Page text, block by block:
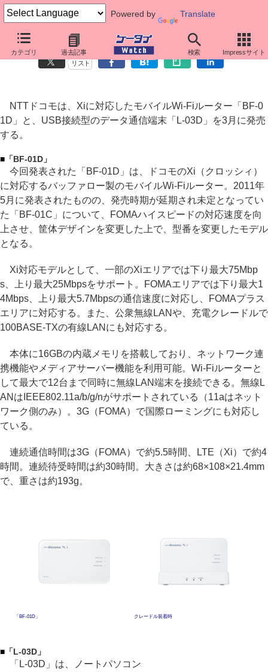
Powered by Translate
カテゴリ 過去記事 検索 Impressサイト
ドコモ、Xi対応ルーター「BF-01D」とUSB端末「L-03D」
リスト
NTTドコモは、Xiに対応したモバイルWi-Fiルーター「BF-0
1D」と、USB接続型のデータ通信端末「L-03D」を3月に発売
する。
■ 「BF-01D」
今回発表された「BF-01D」は、ドコモのXi（クロッシィ）
に対応するバッファロー製のモバイルWi-Fiルーター。2011年
5月に発表されたものの、発売時期が延期され未定となってい
た「BF-01C」について、FOMAハイスピードの対応速度を向
上させ、筐体デザインを変更した上で、型番を変更したモデル
となる。
Xi対応モデルとして、一部のXiエリアでは下り最大75Mbp
s、上り最大25Mbpsをサポート。FOMAエリアでは下り最大1
4Mbps、上り最大5.7Mbpsの通信速度に対応し、FOMAプラス
エリアに対応する。また、公衆無線LANや、充電クレードルで
100BASE-TXの有線LANにも対応する。
本体に16GBの内蔵メモリを搭載しており、ネットワーク連
携機能やメディアサーバー機能を利用可能。Wi-Fiルーターと
して最大で12台まで同時に無線LAN端末を接続できる。無線L
ANはIEEE802.11a/b/g/nがサポートされている（11aはネット
ワーク側のみ）。3G（FOMA）で国際ローミングにも対応し
ている。
連続通信時間は3G（FOMA）で約5.5時間、LTE（Xi）で約4
時間。連続待受時間は約30時間。大きさは約68×108×21.4mm
で、重さは約193g。
「BF-01D」 クレードル装着時
■ 「L-03D」
「L-03D」は、ノートパソコン